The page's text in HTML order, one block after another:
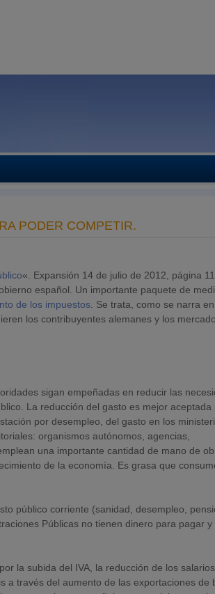
PODER COMPETIR.
«. Expansión 14 de julio de 2012, página
español. Un importante paquete de
de los impuestos . Se trata, como se narra
los contribuyentes alemanes y los
sigan empeñadas en reducir las
La reducción del gasto es mejor aceptada
por desempleo, del gasto en los
organismos autónomos, agencias,
una importante cantidad de mano de
de la economía. Es grasa que
público corriente (sanidad, desempleo,
Públicas no tienen dinero para pagar y
la subida del IVA, la reducción de los
a través del aumento de las exportaciones de